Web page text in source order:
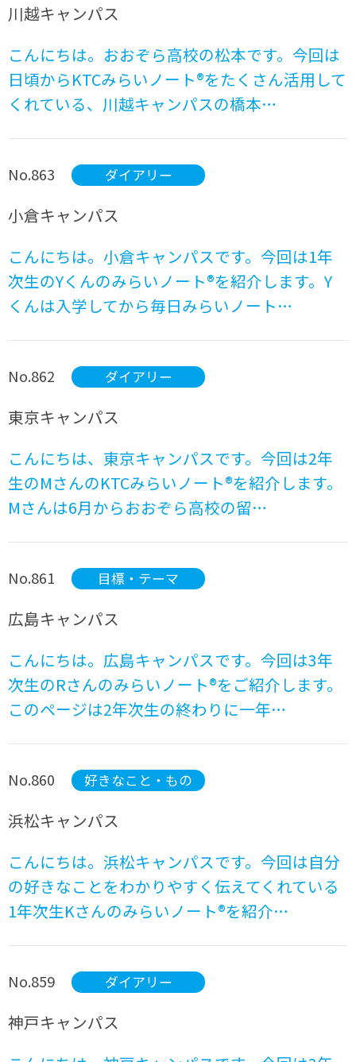
川越キャンパス
こんにちは。おおぞら高校の松本です。今回は
日頃からKTCみらいノート®をたくさん活用して
くれている、川越キャンパスの橋本…
No.863 ダイアリー
小倉キャンパス
こんにちは。小倉キャンパスです。今回は1年
次生のYくんのみらいノート®を紹介します。Y
くんは入学してから毎日みらいノート…
No.862 ダイアリー
東京キャンパス
こんにちは、東京キャンパスです。今回は2年
生のMさんのKTCみらいノート®を紹介します。
Mさんは6月からおおぞら高校の留…
No.861 目標・テーマ
広島キャンパス
こんにちは。広島キャンパスです。今回は3年
次生のRさんのみらいノート®をご紹介します。
このページは2年次生の終わりに一年…
No.860 好きなこと・もの
浜松キャンパス
こんにちは。浜松キャンパスです。今回は自分
の好きなことをわかりやすく伝えてくれている
1年次生Kさんのみらいノート®を紹介…
No.859 ダイアリー
神戸キャンパス